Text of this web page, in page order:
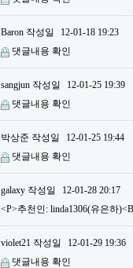
Baron 작성일
12-01-18 19:23
댓글내용 확인
sangjun 작성일
12-01-25 19:39
댓글내용 확인
박상준 작성일
12-01-25 19:44
댓글내용 확인
galaxy 작성일
12-01-28 20:17
<P>추천인: linda1306(유은하
violet21 작성일
12-01-29 19:36
댓글내용 확인